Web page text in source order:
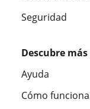
Seguridad
Descubre más
Ayuda
Cómo funciona